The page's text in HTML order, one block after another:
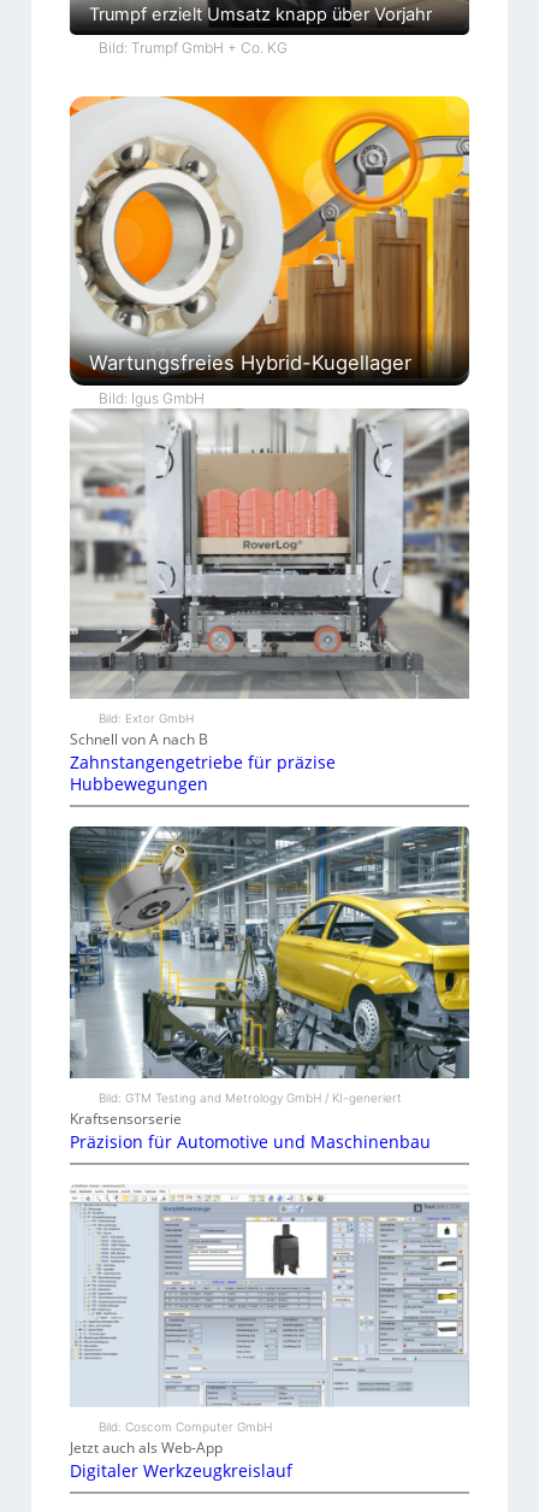
Trumpf erzielt Umsatz knapp über Vorjahr
Bild: Trumpf GmbH + Co. KG
Wartungsfreies Hybrid-Kugellager
Bild: Igus GmbH
Bild: Extor GmbH
Schnell von A nach B
Zahnstangengetriebe für präzise
Hubbewegungen
Bild: GTM Testing and Metrology GmbH / KI-generiert
Kraftsensorserie
Präzision für Automotive und Maschinenbau
Bild: Coscom Computer GmbH
Jetzt auch als Web-App
Digitaler Werkzeugkreislauf